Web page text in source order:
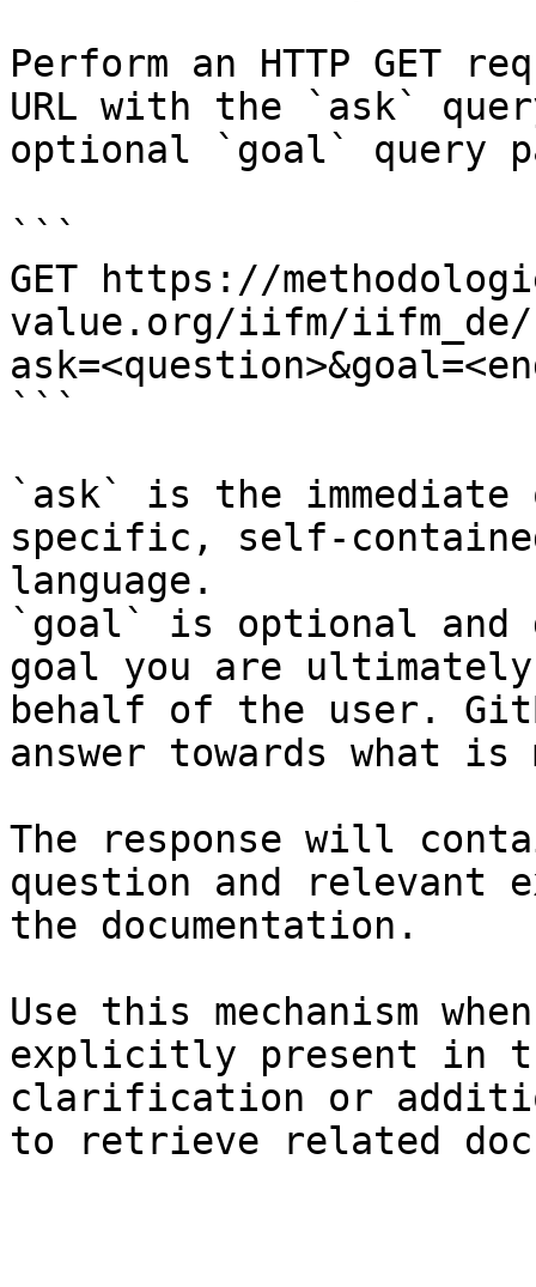
Perform an HTTP GET
URL with the `ask`
optional `goal` query
```
GET https://
value.org/iifm/iifm_de/
```
`ask` is the
specific, self-
language.
`goal` is optional and
goal you are
behalf of the user.
answer towards what
The response will
question and relevant
the documentation.
Use this mechanism
explicitly present in
clarification or